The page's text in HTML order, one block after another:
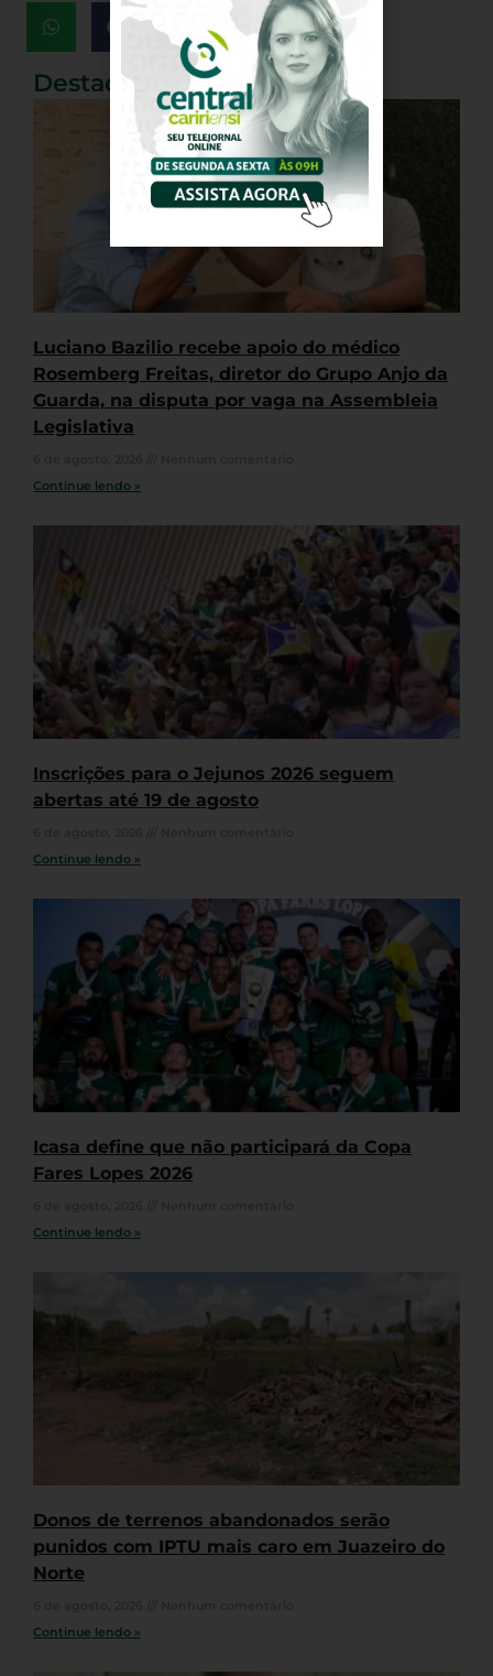
Destaques
Luciano Bazilio recebe apoio do médico
Rosemberg Freitas, diretor do Grupo Anjo da
Guarda, na disputa por vaga na Assembleia
Legislativa
Continue lendo »
Inscrições para o Jejunos 2026 seguem
abertas até 19 de agosto
Continue lendo »
Icasa define que não participará da Copa
Fares Lopes 2026
Continue lendo »
Donos de terrenos abandonados serão
punidos com IPTU mais caro em Juazeiro do
Norte
Continue lendo »